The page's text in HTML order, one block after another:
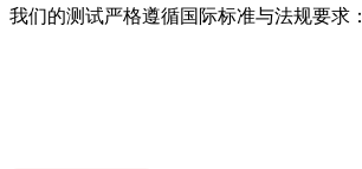
我们的测试严格遵循国际标准与法规要求：